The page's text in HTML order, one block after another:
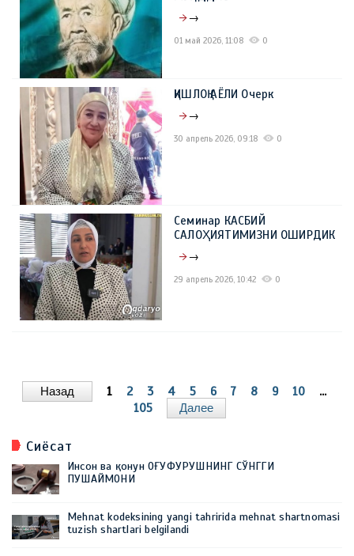
→
01 май 2026, 11:08 0
ҚИШЛОҚ АЁЛИ Очерк
→
30 апрель 2026, 09:18 0
Семинар КАСБИЙ
САЛОҲИЯТИМИЗНИ ОШИРДИК
→
29 апрель 2026, 10:42 0
Назад 1 2 3 4 5 6 7 8 9 10
...
105
Далее
Сиёсат
Инсон ва қонун ОҒУФУРУШНИНГ СЎНГГИ
ПУШАЙМОНИ
Mehnat kodeksining yangi tahririda mehnat shartnomasi
tuzish shartlari belgilandi